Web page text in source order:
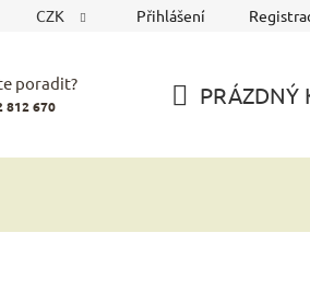
CZK Přihlášení
poradit?
812 670 PRÁZDNÝ